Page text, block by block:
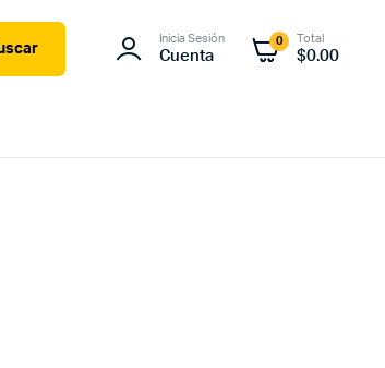
Inicia Sesión
Cuenta
0 Total
$0.00